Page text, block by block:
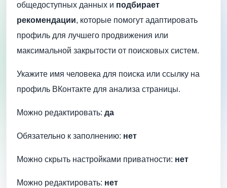
общедоступных данных и подбирает
рекомендации, которые помогут адаптировать
профиль для лучшего продвижения или
максимальной закрытости от поисковых систем.
Укажите имя человека для поиска или ссылку на
профиль ВКонтакте для анализа страницы.
Можно редактировать: да
Обязательно к заполнению: нет
Можно скрыть настройками приватности: нет
Можно редактировать: нет